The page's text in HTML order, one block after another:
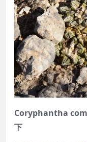
Coryphantha
下